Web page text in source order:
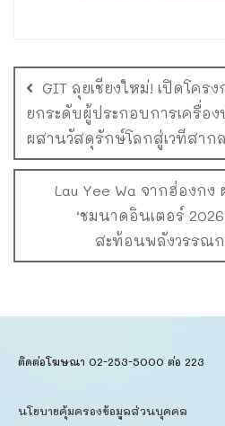
GIT ลุยเชียงใหม่! เปิดโครง
ยกระดับผู้ประกอบการเครื่อ
ผสานวัสดุรักษ์โลกสู่เวทีสากล
Lau Yee Wa จากฮ่องก
‘ชมนาดอินเตอร์
สะท้อนพลังวรรณ
ติดต่อโฆษณา 02-253-5000​ ต่อ 223
นโยบายคุ้มครองข้อมูลส่วนบุคคล​